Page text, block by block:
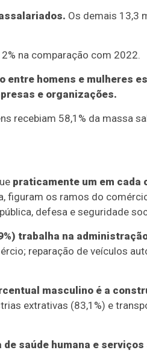
Os demais 13,3
na comparação com 2022.
entre homens e mulheres
e organizações.
recebiam 58,1% da massa
praticamente um em cada
figuram os ramos do
defesa e seguridade
trabalha na
reparação de veículos
masculino é a
extrativas (83,1%) e
saúde humana e